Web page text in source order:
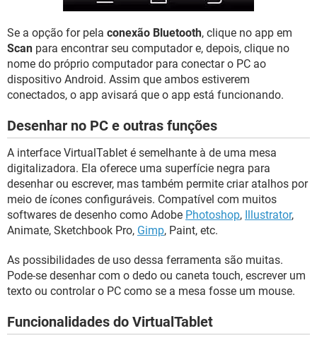
Se a opção for pela conexão Bluetooth, clique no app em
Scan para encontrar seu computador e, depois, clique no
nome do próprio computador para conectar o PC ao
dispositivo Android. Assim que ambos estiverem
conectados, o app avisará que o app está funcionando.
Desenhar no PC e outras funções
A interface VirtualTablet é semelhante à de uma mesa
digitalizadora. Ela oferece uma superfície negra para
desenhar ou escrever, mas também permite criar atalhos por
meio de ícones configuráveis. Compatível com muitos
softwares de desenho como Adobe Photoshop, Illustrator,
Animate, Sketchbook Pro, Gimp, Paint, etc.
As possibilidades de uso dessa ferramenta são muitas.
Pode-se desenhar com o dedo ou caneta touch, escrever um
texto ou controlar o PC como se a mesa fosse um mouse.
Funcionalidades do VirtualTablet